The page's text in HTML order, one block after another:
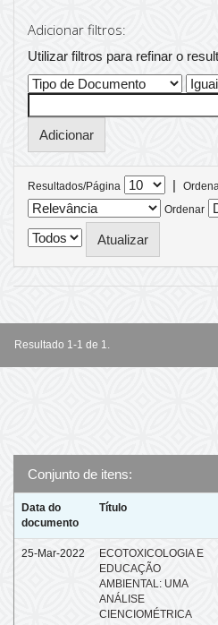
Adicionar filtros:
Utilizar filtros para refinar o
Resultados/Página |
Ordenar
Resultado 1-1 de 1.
Conjunto de itens:
Data do
documento
Título
25-Mar-2022
ECOTOXICOLOGIA E
EDUCAÇÃO
AMBIENTAL: UMA
ANÁLISE
CIENCIOMÉTRICA